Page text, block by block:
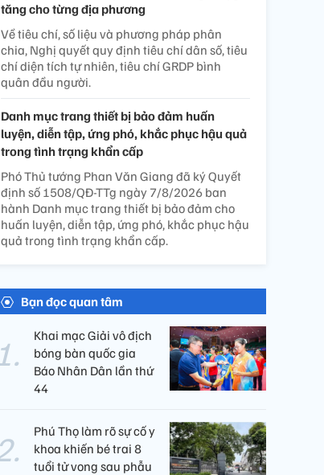
tăng cho từng địa phương
Về tiêu chí, số liệu và phương pháp phân
chia, Nghị quyết quy định tiêu chí dân số, tiêu
chí diện tích tự nhiên, tiêu chí GRDP bình
quân đầu người.
Danh mục trang thiết bị bảo đảm huấn
luyện, diễn tập, ứng phó, khắc phục hậu quả
trong tình trạng khẩn cấp
Phó Thủ tướng Phan Văn Giang đã ký Quyết
định số 1508/QĐ-TTg ngày 7/8/2026 ban
hành Danh mục trang thiết bị bảo đảm cho
huấn luyện, diễn tập, ứng phó, khắc phục hậu
quả trong tình trạng khẩn cấp.
Bạn đọc quan tâm
Khai mạc Giải vô địch
bóng bàn quốc gia
Báo Nhân Dân lần thứ
44
Phú Thọ làm rõ sự cố y
khoa khiến bé trai 8
tuổi tử vong sau phẫu